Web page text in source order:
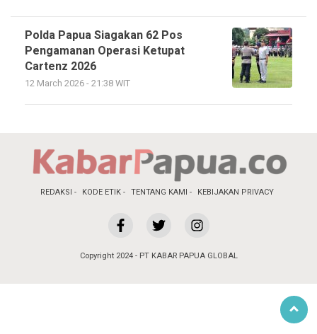
Polda Papua Siagakan 62 Pos
Pengamanan Operasi Ketupat
Cartenz 2026
12 March 2026 - 21:38 WIT
REDAKSI KODE ETIK TENTANG KAMI KEBIJAKAN PRIVACY
Copyright 2024 - PT KABAR PAPUA GLOBAL